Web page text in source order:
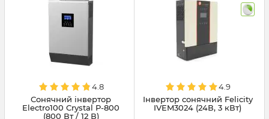
4.8
Сонячний інвертор
Electro100 Crystal P-800
(800 Вт / 12 В)
4.9
Інвертор сонячний Felicity
IVEM3024 (24В, 3 кВт)